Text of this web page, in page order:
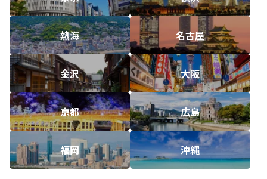
熱海 名古屋
金沢 大阪
京都 広島
福岡 沖縄